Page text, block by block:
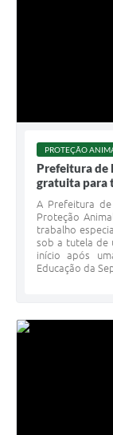
PROTEÇÃO
Prefeitura de
gratuita para
A Prefeitura
Proteção
trabalho
sob a tutela de
início após
Educação da